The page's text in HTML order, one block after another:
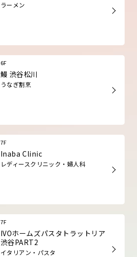
ラーメン
6F
鰻 渋谷松川
うなぎ割烹
7F
Inaba Clinic
レディースクリニック・婦人科
7F
IVOホームズパスタトラットリア
渋谷PART2
イタリアン・パスタ